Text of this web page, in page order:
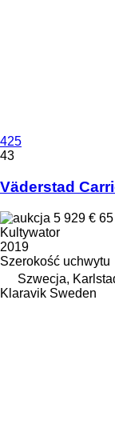
425
43
Väderstad
5 929 €
Kultywator
2019
Szerokość uchwytu
Szwecja,
Klaravik Sweden